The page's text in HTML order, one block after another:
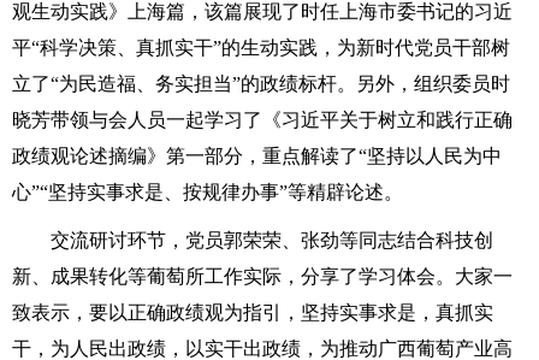
观生动实践》上海篇，该篇展现了时任上海市委书记的习近
平“科学决策、真抓实干”的生动实践，为新时代党员干部树
立了“为民造福、务实担当”的政绩标杆。另外，组织委员时
晓芳带领与会人员一起学习了《习近平关于树立和践行正确
政绩观论述摘编》第一部分，重点解读了“坚持以人民为中
心”“坚持实事求是、按规律办事”等精辟论述。
交流研讨环节，党员郭荣荣、张劲等同志结合科技创
新、成果转化等葡萄所工作实际，分享了学习体会。大家一
致表示，要以正确政绩观为指引，坚持实事求是，真抓实
干，为人民出政绩，以实干出政绩，为推动广西葡萄产业高